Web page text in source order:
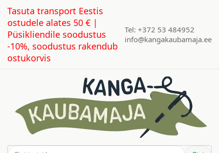
Tasuta transport Eestis
ostudele alates 50 € |
Püsikliendile soodustus
-10%, soodustus rakendub
ostukorvis
Tel: +372 53 484952
info@kangakaubamaja.ee
Otsi: